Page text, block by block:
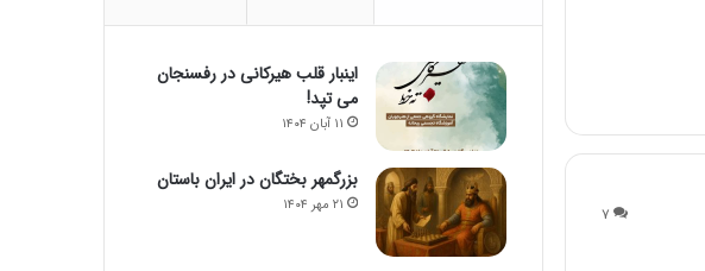
۷
اینبار قلب هیرکانی در رفسنجان
می تپد!
۱۱ آبان ۱۴۰۴
بزرگمهر بختگان در ایران باستان
۲۱ مهر ۱۴۰۴